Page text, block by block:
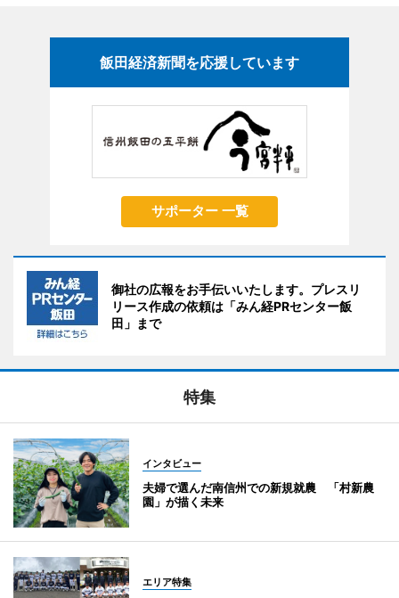
飯田経済新聞を応援しています
サポーター 一覧
御社の広報をお手伝いいたします。プレスリ
リース作成の依頼は「みん経PRセンター飯
田」まで
特集
インタビュー
夫婦で選んだ南信州での新規就農 「村新農
園」が描く未来
エリア特集